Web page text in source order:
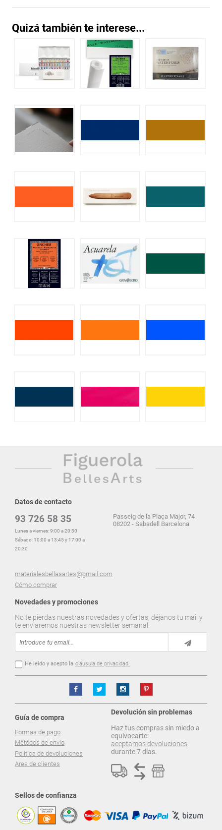
Quizá también te interese...
Datos de contacto
93 726 58 35
Lunes a viernes: 9:00 a 20:30
Sábado: 10:00 a 13:45 y 17:00 a
20:30
materialesbellasartes@gmail.com
Cómo comprar
Passeig de la Plaça Major, 74
08202 - Sabadell Barcelona
Novedades y promociones
No te pierdas nuestras novedades y ofertas, déjanos tu mail y
te enviaremos nuestras newsletter semanal.
He leído y acepto la cláusula de privacidad.
Guía de compra
Formas de pago
Métodos de envío
Política de devoluciones
Area de clientes
Devolución sin problemas
Haz tus compras sin miedo a
equivocarte:
aceptamos devoluciones
durante 7 días.
Sellos de confianza